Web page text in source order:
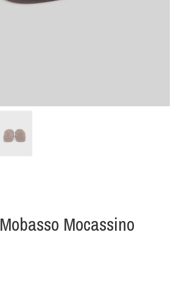
Mocassino